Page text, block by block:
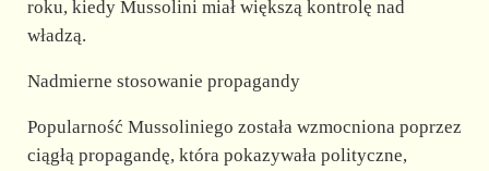
roku, kiedy Mussolini miał większą kontrolę nad
władzą.
Nadmierne stosowanie propagandy
Popularność Mussoliniego została wzmocniona poprzez
ciągłą propagandę, która pokazywała polityczne,